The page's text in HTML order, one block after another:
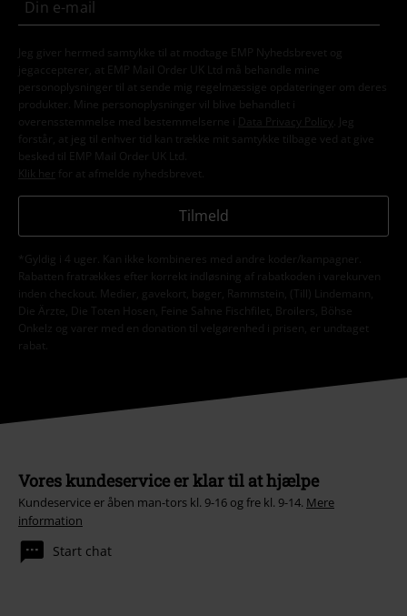
Jeg giver hermed samtykke til at modtage EMP Nyhedsbrevet og
jegaccepterer, at EMP Mail Order UK Ltd må behandle mine
personoplysninger til at sende mig regelmæssige opdateringer om deres
produkter. Mine personoplysninger vil blive behandlet i
overensstemmelse med bestemmelserne i
Data Privacy Policy
. Jeg
forstår, at jeg til enhver tid kan trække mit samtykke tilbage ved at give
besked til EMP Mail Order UK Ltd.
Klik her
for at afmelde nyhedsbrevet.
Tilmeld
*Gyldig i 4 uger. Kan ikke kombineres med andre koder/kampagner.
Rabatten fratrækkes efter korrekt indløsning af rabatkoden i varekurven
inden checkout. Medier, gavekort, bøger, Rammstein, (Till) Lindemann,
Die Ärzte, Die Toten Hosen, Feine Sahne Fischfilet, Broilers, Böhse
Onkelz og varer med en donation til velgørenhed i prisen, er undtaget
rabat.
Vores kundeservice er klar til at hjælpe
Kundeservice er åben man-tors kl. 9-16 og fre kl. 9-14. Mere
information
Start chat